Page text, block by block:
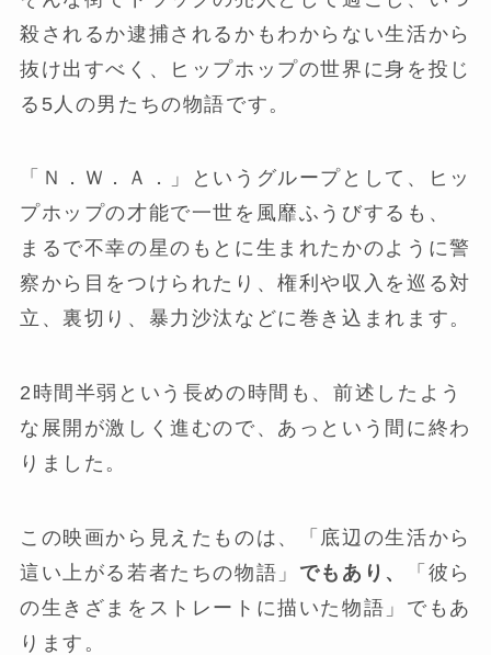
殺されるか逮捕されるかもわからない生活から
抜け出すべく、ヒップホップの世界に身を投じ
る5人の男たちの物語です。
「Ｎ．Ｗ．Ａ．」というグループとして、ヒッ
プホップの才能で一世を風靡ふうびするも、
まるで不幸の星のもとに生まれたかのように警
察から目をつけられたり、権利や収入を巡る対
立、裏切り、暴力沙汰などに巻き込まれます。
2時間半弱という長めの時間も、前述したよう
な展開が激しく進むので、あっという間に終わ
りました。
この映画から見えたものは、「底辺の生活から
這い上がる若者たちの物語」 でもあり、
「彼ら
の生きざまをストレートに描いた物語」でもあ
ります。